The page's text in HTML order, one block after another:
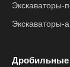
Экскаваторы-
Экскаваторы-
Дробильные